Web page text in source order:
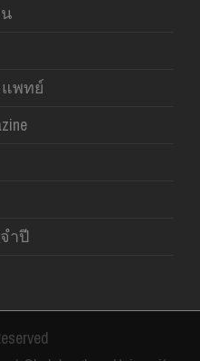
พทย์
ำปี